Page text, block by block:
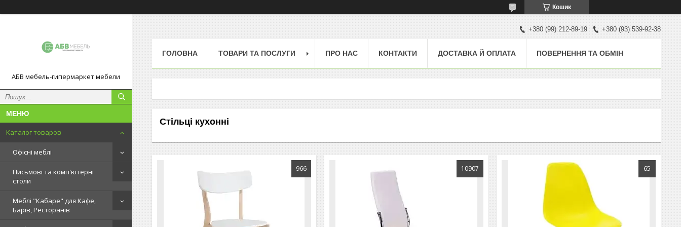
Кошик
АБВ мебель-гипермаркет мебели
Каталог товаров
Офісні меблі
Письмові та комп'ютерні
столи
Меблі "Кабаре" для Кафе,
Барів, Ресторанів
+380 (99) 212-89-19 +380 (93) 539-92-38
ГОЛОВНА ТОВАРИ ТА ПОСЛУГИ ПРО НАС КОНТАКТИ ДОСТАВКА Й ОПЛАТА ПОВЕРНЕННЯ ТА ОБМІН
Стільці кухонні
966 10907 65